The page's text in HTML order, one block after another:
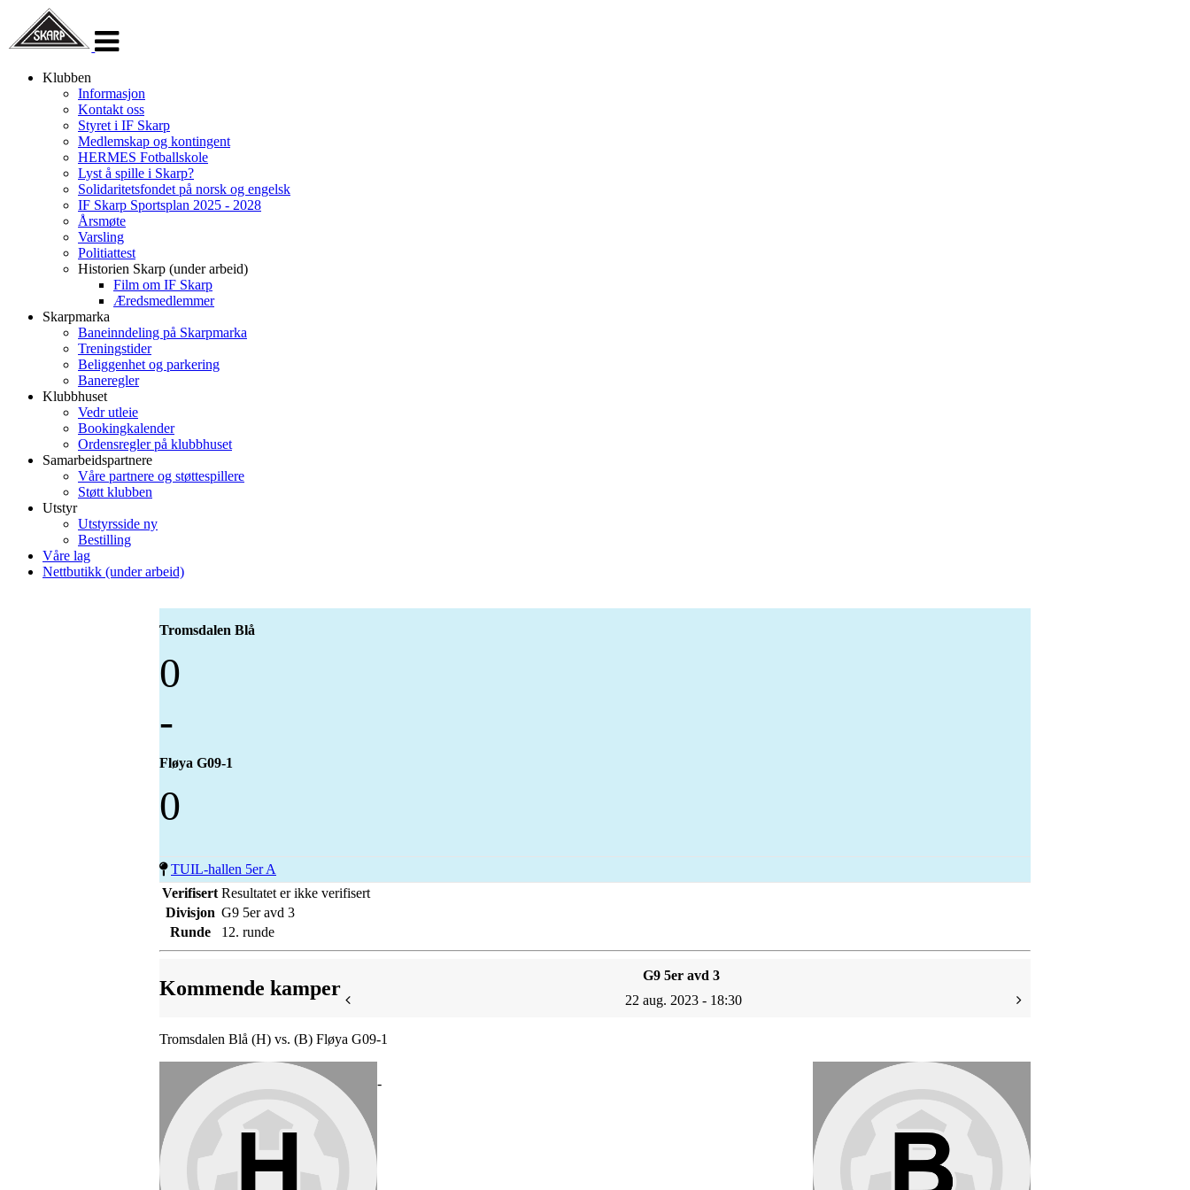
navigasjon
Klubben
Informasjon
Kontakt oss
Styret i IF Skarp
Medlemskap og kontingent
HERMES Fotballskole
Lyst å spille i Skarp?
Solidaritetsfondet på norsk og engelsk
IF Skarp Sportsplan 2025 - 2028
Årsmøte
Varsling
Politiattest
Historien Skarp (under arbeid)
Film om IF Skarp
Æredsmedlemmer
Skarpmarka
Baneinndeling på Skarpmarka
Treningstider
Beliggenhet og parkering
Baneregler
Klubbhuset
Vedr utleie
Bookingkalender
Ordensregler på klubbhuset
Samarbeidspartnere
Våre partnere og støttespillere
Støtt klubben
Utstyr
Utstyrsside ny
Bestilling
Våre lag
Nettbutikk (under arbeid)
Tromsdalen Blå
0
-
Fløya G09-1
0
TUIL-hallen 5er A
Verifisert Resultatet er ikke verifisert
Divisjon G9 5er avd 3
Runde
12. runde
Kommende kamper
G9 5er avd 3
22 aug. 2023 - 18:30
Tromsdalen Blå (H) vs. (B) Fløya G09-1
-